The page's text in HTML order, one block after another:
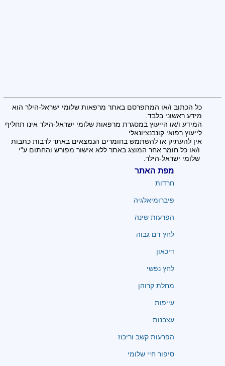
כל הכתוב ו/או המתפרסם באתר מרפאות שלומי ישראל-הילר הוא
מידע ראשוני בלבד.
המידע ו/או הייעוץ במסגרת מרפאות שלומי ישראל-הילר אינו תחליף
לייעוץ רפואי קונבנציונאלי.
אין להעתיק או להשתמש בחומרים הנמצאים באתר לרבות כתבות
ו/או כל חומר אחר המוצג באתר ללא אישור מפורש והחתום ע"י
שלומי ישראל-הילר.
מפת האתר
חרדות
פיברומיאלגיה
הפרעות שינה
לחץ דם גבוה
דיכאון
לחץ נפשי
מחלת קרוהן
עייפות
עצבנות
הפרעות קשב וריכוז
סיפור חיי שלומי